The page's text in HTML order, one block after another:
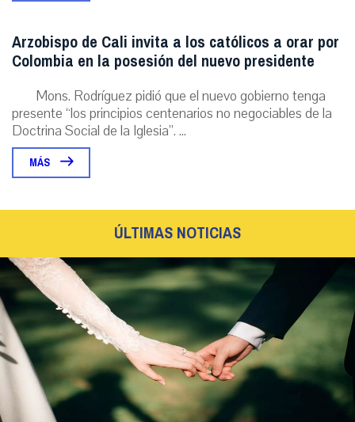
Arzobispo de Cali invita a los católicos a orar por
Colombia en la posesión del nuevo presidente
Mons. Rodríguez pidió que el nuevo gobierno tenga
presente “los principios centenarios no negociables de la
Doctrina Social de la Iglesia”. ...
MÁS
ÚLTIMAS NOTICIAS